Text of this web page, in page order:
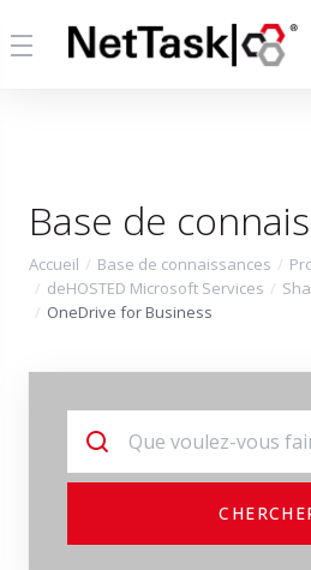
Base de
Accueil Base de connaissances
deHOSTED Microsoft Services
OneDrive for Business